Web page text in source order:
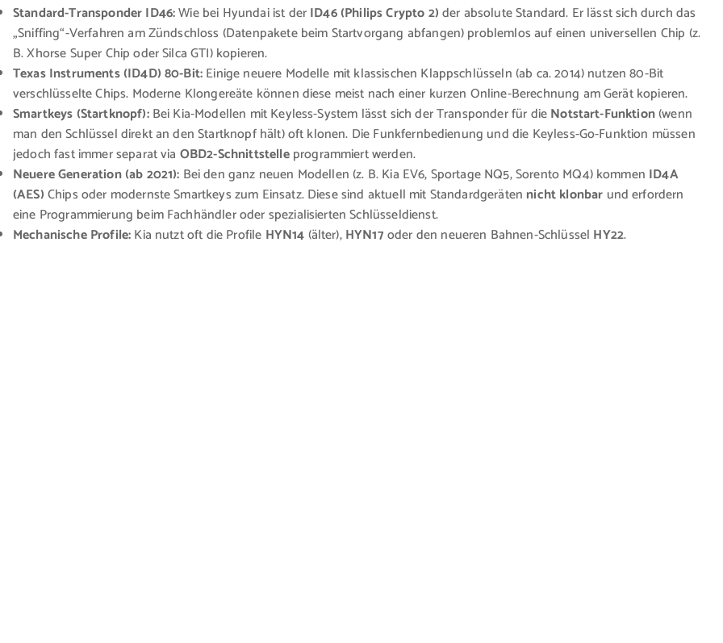
Standard-Transponder ID46:Wie bei Hyundai ist derID46 (Philips Crypto 2)der absolute Standard. Er lässt sich durch das
„Sniffing“-Verfahren am Zündschloss (Datenpakete beim Startvorgang abfangen) problemlos auf einen universellen Chip (z.
B. Xhorse Super Chip oder Silca GTI) kopieren.
Texas Instruments (ID4D) 80-Bit:Einige neuere Modelle mit klassischen Klappschlüsseln (ab ca. 2014) nutzen 80-Bit
verschlüsselte Chips. Moderne Klongereäte können diese meist nach einer kurzen Online-Berechnung am Gerät kopieren.
Smartkeys (Startknopf):Bei Kia-Modellen mit Keyless-System lässt sich der Transponder für dieNotstart-Funktion(wenn
man den Schlüssel direkt an den Startknopf hält) oft klonen. Die Funkfernbedienung und die Keyless-Go-Funktion müssen
jedoch fast immer separat via OBD2-Schnittstelleprogrammiert werden.
Neuere Generation (ab 2021): Bei den ganz neuen Modellen (z. B. Kia EV6, Sportage NQ5, Sorento MQ4) kommen ID4A
(AES)Chips oder modernste Smartkeys zum Einsatz. Diese sind aktuell mit Standardgeräten nicht klonbar und erfordern
eine Programmierung beim Fachhändler oder spezialisierten Schlüsseldienst.
Mechanische Profile:Kia nutzt oft die Profile HYN14(älter),HYN17oder den neueren Bahnen-Schlüssel HY22.